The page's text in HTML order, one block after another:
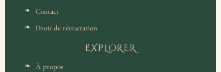
Contact
Droit de rétractation
EXPLORER
À propos